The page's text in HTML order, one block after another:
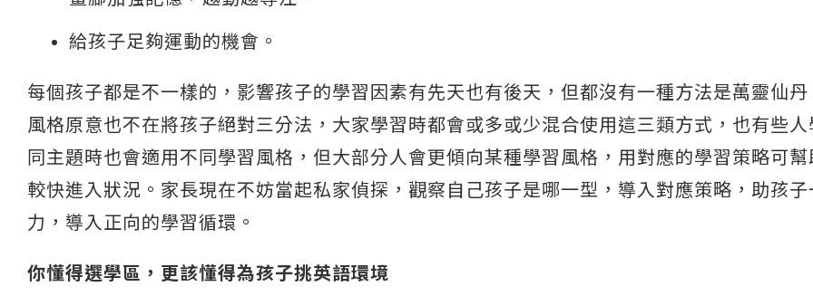
給孩子足夠運動的機會。
每個孩子都是不一樣的，影響孩子的學習因素有先天也有後天，但都沒有一種方法是萬靈仙丹
風格原意也不在將孩子絕對三分法，大家學習時都會或多或少混合使用這三類方式，也有些人
同主題時也會適用不同學習風格，但大部分人會更傾向某種學習風格，用對應的學習策略可幫
較快進入狀況。家長現在不妨當起私家偵探，觀察自己孩子是哪一型，導入對應策略，助孩子
力，導入正向的學習循環。
你懂得選學區，更該懂得為孩子挑英語環境